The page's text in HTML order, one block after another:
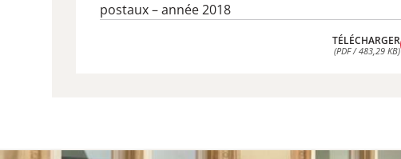
postaux – année 2018
TÉLÉCHARGER
(PDF / 483,29 KB)